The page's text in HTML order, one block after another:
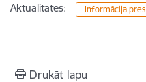
Aktualitātes: Informācija
Drukāt lapu